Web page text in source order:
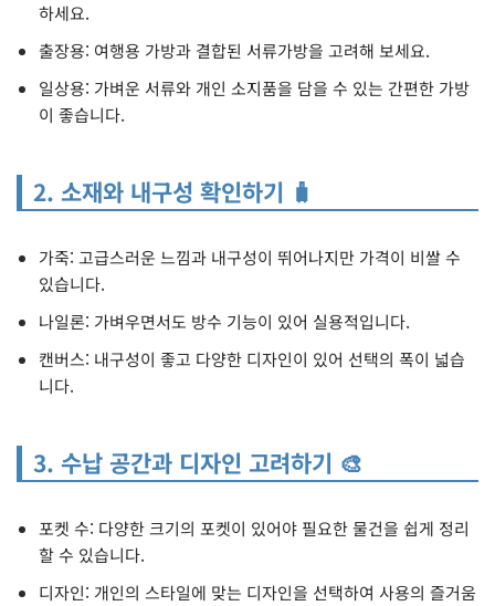
하세요.
출장용: 여행용 가방과 결합된 서류가방을 고려해 보세요.
일상용: 가벼운 서류와 개인 소지품을 담을 수 있는 간편한 가방
이 좋습니다.
2. 소재와 내구성 확인하기 🧳
가죽: 고급스러운 느낌과 내구성이 뛰어나지만 가격이 비쌀 수
있습니다.
나일론: 가벼우면서도 방수 기능이 있어 실용적입니다.
캔버스: 내구성이 좋고 다양한 디자인이 있어 선택의 폭이 넓습
니다.
3. 수납 공간과 디자인 고려하기 🎨
포켓 수: 다양한 크기의 포켓이 있어야 필요한 물건을 쉽게 정리
할 수 있습니다.
디자인: 개인의 스타일에 맞는 디자인을 선택하여 사용의 즐거움